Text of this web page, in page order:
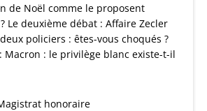
de Noël comme le proposent
Le deuxième débat : Affaire Zecler
policiers : êtes-vous choqués ?
Macron : le privilège blanc existe-t-il
honoraire